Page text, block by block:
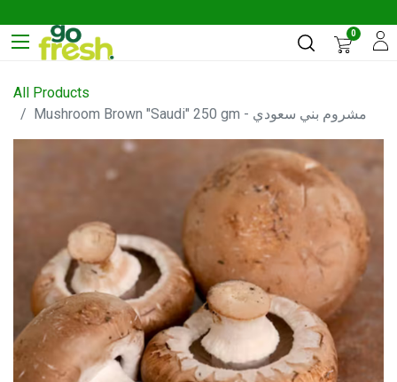
0
All Products
Mushroom Brown "Saudi" 250 gm - مشروم بني سعودي